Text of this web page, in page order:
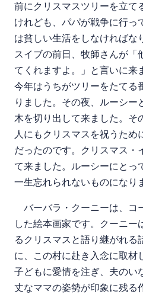
前にクリスマスツリーを立て
けれども、パパが戦争に行っ
は貧しい生活をしなければな
スイブの前日、牧師さんが「
てくれますよ。」と言いに来
今年はうちがツリーをたてる
りました。その夜、ルーシー
木を切り出して来ました。そ
人にもクリスマスを祝うため
だったのです。クリスマス・
て来ました。ルーシーにとっ
一生忘れられないものになり
バーバラ・クーニーは、コ
した絵本画家です。クーニー
るクリスマスと語り継がれる
に、この村に赴き入念に取材
子どもに愛情を注ぎ、夫のい
丈なママの姿勢が印象に残る